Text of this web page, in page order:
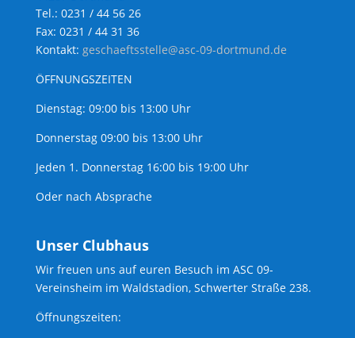
Tel.: 0231 / 44 56 26
Fax: 0231 / 44 31 36
Kontakt: geschaeftsstelle@asc-09-dortmund.de
ÖFFNUNGSZEITEN
Dienstag: 09:00 bis 13:00 Uhr
Donnerstag 09:00 bis 13:00 Uhr
Jeden 1. Donnerstag 16:00 bis 19:00 Uhr
Oder nach Absprache
Unser Clubhaus
Wir freuen uns auf euren Besuch im ASC 09-
Vereinsheim im Waldstadion, Schwerter Straße 238.
Öffnungszeiten: